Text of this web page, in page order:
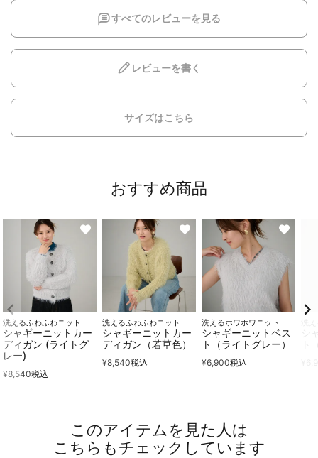
すべてのレビューを見る
レビューを書く
サイズはこちら
おすすめ商品
洗えるふわふわニット
シャギーニットカー
ディガン (ライトグ
レー)
¥8,540税込
洗えるふわふわニット
シャギーニットカー
ディガン（若草色）
¥8,540税込
洗えるホワホワニット
シャギーニットベス
ト（ライトグレー）
¥6,900税込
このアイテムを見た人は
こちらもチェックしています